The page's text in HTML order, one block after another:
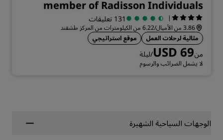
member of Radisson Individuals
| 131 تعليقات
3.86 من الأميال/6.22 من الكيلومترات من المركز طشقند
مثالية لرحلات العمل
موقع استراتيجي
منUSD 69/ليلة
لا يشمل الضرائب والرسوم
الوجهات السياحية الشهيرة